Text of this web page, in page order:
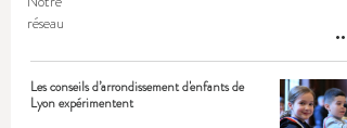
réseau
Les conseils d’arrondissement d'enfants de
Lyon expérimentent